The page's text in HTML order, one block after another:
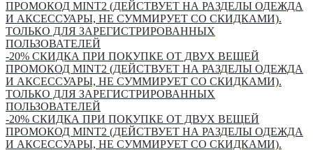
ПРОМОКОД MINT2 (ДЕЙСТВУЕТ НА РАЗДЕЛЫ ОДЕЖДА
И АКСЕССУАРЫ, НЕ СУММИРУЕТ СО СКИДКАМИ).
ТОЛЬКО ДЛЯ ЗАРЕГИСТРИРОВАННЫХ
ПОЛЬЗОВАТЕЛЕЙ
-20% СКИДКА ПРИ ПОКУПКЕ ОТ ДВУХ ВЕЩЕЙ
ПРОМОКОД MINT2 (ДЕЙСТВУЕТ НА РАЗДЕЛЫ ОДЕЖДА
И АКСЕССУАРЫ, НЕ СУММИРУЕТ СО СКИДКАМИ).
ТОЛЬКО ДЛЯ ЗАРЕГИСТРИРОВАННЫХ
ПОЛЬЗОВАТЕЛЕЙ
-20% СКИДКА ПРИ ПОКУПКЕ ОТ ДВУХ ВЕЩЕЙ
ПРОМОКОД MINT2 (ДЕЙСТВУЕТ НА РАЗДЕЛЫ ОДЕЖДА
И АКСЕССУАРЫ, НЕ СУММИРУЕТ СО СКИДКАМИ).